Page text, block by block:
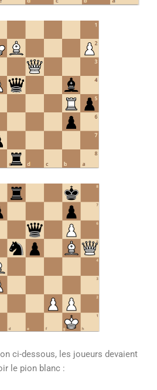
ci-dessous, les joueurs devaient
le pion blanc :